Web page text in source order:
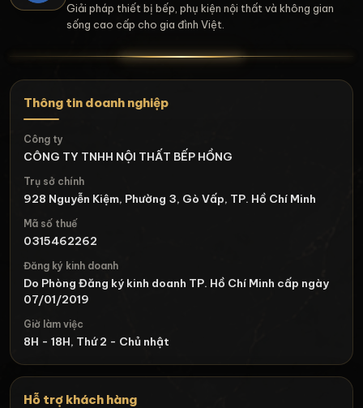
Giải pháp thiết bị bếp, phụ kiện nội thất và không gian
sống cao cấp cho gia đình Việt.
Thông tin doanh nghiệp
Công ty
CÔNG TY TNHH NỘI THẤT BẾP HỒNG
Trụ sở chính
928 Nguyễn Kiệm, Phường 3, Gò Vấp, TP. Hồ Chí Minh
Mã số thuế
0315462262
Đăng ký kinh doanh
Do Phòng Đăng ký kinh doanh TP. Hồ Chí Minh cấp ngày
07/01/2019
Giờ làm việc
8H - 18H, Thứ 2 - Chủ nhật
Hỗ trợ khách hàng